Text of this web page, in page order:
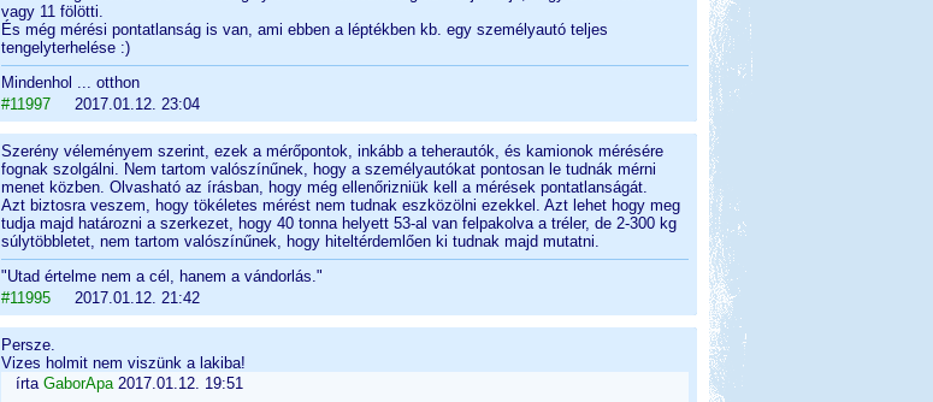
vagy 11 fölötti.
És még mérési pontatlanság is van, ami ebben a léptékben kb. egy személyautó teljes
tengelyterhelése :)
Mindenhol ... otthon
#119972017.01.12. 23:04
Szerény véleményem szerint, ezek a mérőpontok, inkább a teherautók, és kamionok mérésére
fognak szolgálni. Nem tartom valószínűnek, hogy a személyautókat pontosan le tudnák mérni
menet közben. Olvasható az írásban, hogy még ellenőrizniük kell a mérések pontatlanságát.
Azt biztosra veszem, hogy tökéletes mérést nem tudnak eszközölni ezekkel. Azt lehet hogy meg
tudja majd határozni a szerkezet, hogy 40 tonna helyett 53-al van felpakolva a tréler, de 2-300 kg
súlytöbbletet, nem tartom valószínűnek, hogy hiteltérdemlően ki tudnak majd mutatni.
"Utad értelme nem a cél, hanem a vándorlás."
#119952017.01.12. 21:42
Persze.
Vizes holmit nem viszünk a lakiba!
írta GaborApa2017.01.12. 19:51